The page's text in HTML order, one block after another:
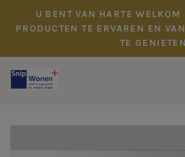
U BENT VAN HARTE
PRODUCTEN TE ERVAREN EN
TE GENIETEN